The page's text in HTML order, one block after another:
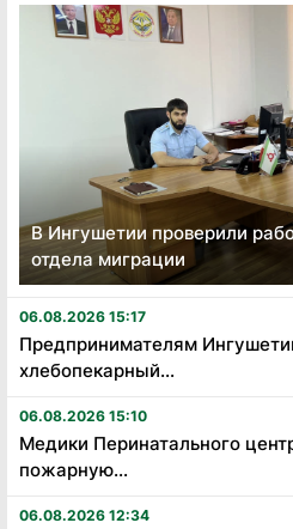
В Ингушетии проверили
отдела миграции
06.08.2026 15:17
Предпринимателям
хлебопекарный...
06.08.2026 15:10
Медики Перинатального
пожарную...
06.08.2026 12:34